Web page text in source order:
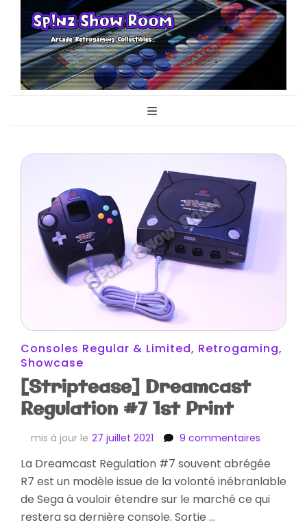
Sp!nz Show
Room
Consoles Regular & Limited, Retrogaming,
Showcase
[Striptease] Dreamcast
Regulation #7 1st Print
mis à jour le 27 juillet 2021 9 commentaires
#7
1st
La Dreamcast Regulation #7 souvent abrégée
R7 est un modèle issue de la volonté inébranlable
de Sega à vouloir étendre sur le marché ce qui
restera sa dernière console. Sortie …